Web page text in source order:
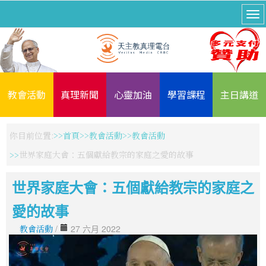
教會活動 真理新聞 心靈加油 學習課程 主日講道
你目前位置: 首頁 教會活動
教會活動
世界家庭大會：五個獻給教宗的家庭之愛的故事
世界家庭大會：五個獻給教宗的家庭之
愛的故事
教會活動 / 27 六月 2022